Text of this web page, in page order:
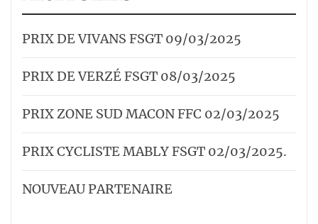
PRIX DE VIVANS FSGT 09/03/2025
PRIX DE VERZÉ FSGT 08/03/2025
PRIX ZONE SUD MACON FFC 02/03/2025
PRIX CYCLISTE MABLY FSGT 02/03/2025.
NOUVEAU PARTENAIRE